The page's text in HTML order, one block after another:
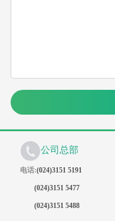
公司总部
电话:(024)3151 5191
(024)3151 5477
(024)3151 5488